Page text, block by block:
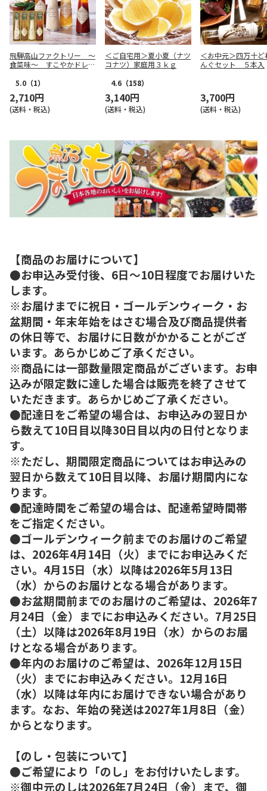
飛騨高山ファクトリー ～
食菜味～ すこやかドレッ
5.0 （1）
2,710円
(送料・税込)
＜ご自宅用＞夏小夏（ナツ
コナツ）家庭用３ｋｇ
4.6 （158）
3,140円
(送料・税込)
＜お中元＞四万十ど
んぐセット ５本入
3,700円
(送料・税込)
【商品のお届けについて】
●お申込み受付後、6日～10日程度でお届けいた
します。
※お届けまでに祝日・ゴールデンウィーク・お
盆期間・年末年始をはさむ場合及び商品提供者
の休日等で、お届けに日数がかかることがござ
います。あらかじめご了承ください。
※商品には一部数量限定商品がございます。お申
込みが限定数に達した場合は販売を終了させて
いただきます。あらかじめご了承ください。
●配達日をご希望の場合は、お申込みの翌日か
ら数えて10日目以降30日目以内の日付となりま
す。
※ただし、期間限定商品についてはお申込みの
翌日から数えて10日目以降、お届け期間内にな
ります。
●配達時間をご希望の場合は、配達希望時間帯
をご指定ください。
●ゴールデンウィーク前までのお届けのご希望
は、2026年4月14日（火）までにお申込みくだ
さい。4月15日（水）以降は2026年5月13日
（水）からのお届けとなる場合があります。
●お盆期間前までのお届けのご希望は、2026年7
月24日（金）までにお申込みください。7月25日
（土）以降は2026年8月19日（水）からのお届
けとなる場合があります。
●年内のお届けのご希望は、2026年12月15日
（火）までにお申込みください。12月16日
（水）以降は年内にお届けできない場合があり
ます。なお、年始の発送は2027年1月8日（金）
からとなります。
【のし・包装について】
●ご希望により「のし」をお付けいたします。
※御中元のしは2026年7月24日（金）まで、御